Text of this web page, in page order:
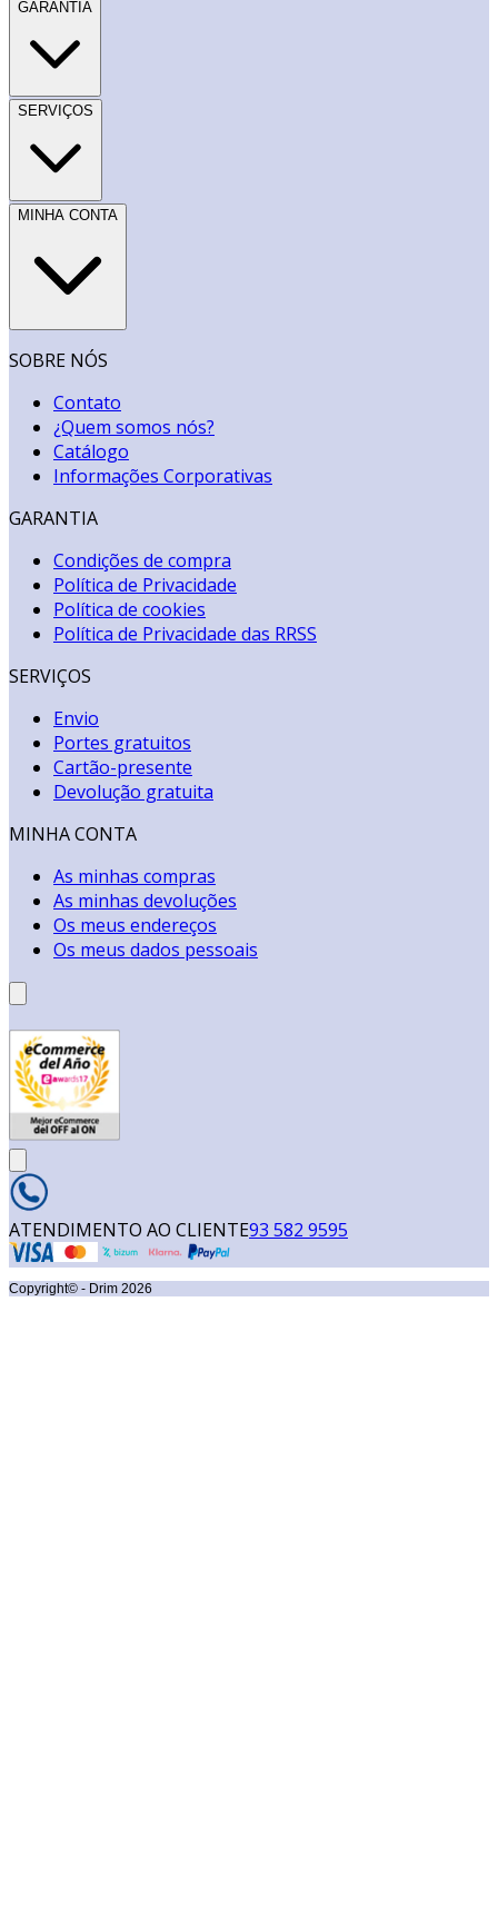
GARANTIA
SERVIÇOS
MINHA CONTA
SOBRE NÓS
Contato
¿Quem somos nós?
Catálogo
Informações Corporativas
GARANTIA
Condições de compra
Política de Privacidade
Política de cookies
Política de Privacidade das RRSS
SERVIÇOS
Envio
Portes gratuitos
Cartão-presente
Devolução gratuita
MINHA CONTA
As minhas compras
As minhas devoluções
Os meus endereços
Os meus dados pessoais
ATENDIMENTO AO CLIENTE93 582 9595
Copyright© - Drim 2026